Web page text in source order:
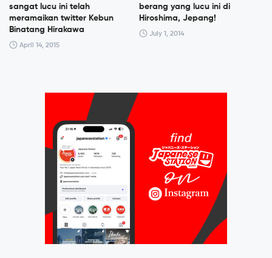
sangat lucu ini telah
meramaikan twitter Kebun
Binatang Hirakawa
April 14, 2015
berang yang lucu ini di
Hiroshima, Jepang!
July 1, 2014